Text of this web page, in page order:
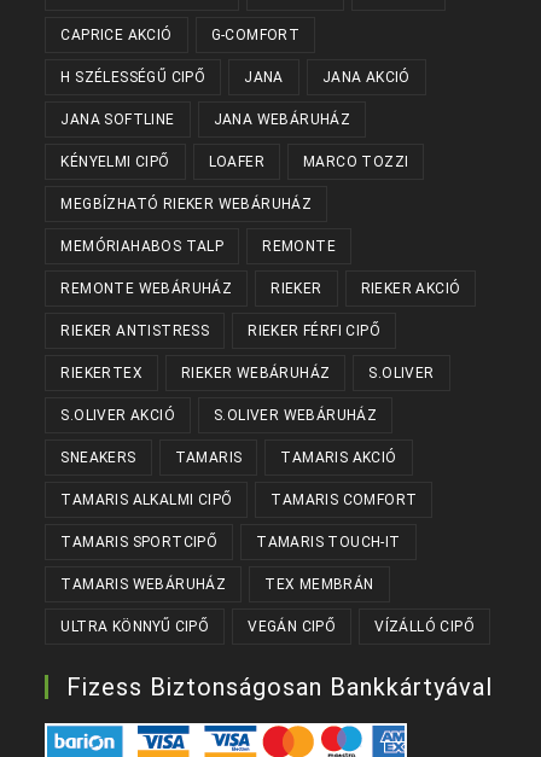
CAPRICE AKCIÓ G-COMFORT
H SZÉLESSÉGŰ CIPŐ JANA JANA AKCIÓ
JANA SOFTLINE JANA WEBÁRUHÁZ
KÉNYELMI CIPŐ LOAFER MARCO TOZZI
MEGBÍZHATÓ RIEKER WEBÁRUHÁZ
MEMÓRIAHABOS TALP REMONTE
REMONTE WEBÁRUHÁZ RIEKER RIEKER AKCIÓ
RIEKER ANTISTRESS RIEKER FÉRFI CIPŐ
RIEKERTEX RIEKER WEBÁRUHÁZ S.OLIVER
S.OLIVER AKCIÓ S.OLIVER WEBÁRUHÁZ
SNEAKERS TAMARIS TAMARIS AKCIÓ
TAMARIS ALKALMI CIPŐ TAMARIS COMFORT
TAMARIS SPORTCIPŐ TAMARIS TOUCH-IT
TAMARIS WEBÁRUHÁZ TEX MEMBRÁN
ULTRA KÖNNYŰ CIPŐ VEGÁN CIPŐ VÍZÁLLÓ CIPŐ
Fizess Biztonságosan Bankkártyával